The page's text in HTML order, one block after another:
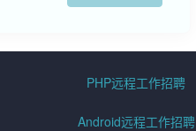
PHP远程工作招聘
Android远程工作招聘